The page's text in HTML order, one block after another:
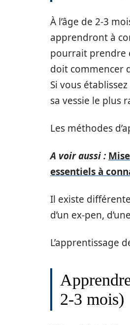
À l’âge de 2-3
apprendront à
pourrait prendre
doit commencer
Si vous
sa vessie le plus
Les méthodes
A voir aussi :
essentiels à
Il existe
d’un ex-pen,
L’apprentissage
2-3 mois)